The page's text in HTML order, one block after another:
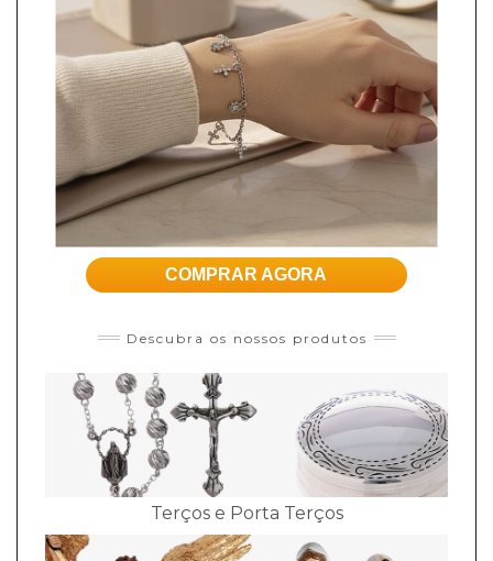
COMPRAR AGORA
Descubra os nossos produtos
Terços e Porta Terços